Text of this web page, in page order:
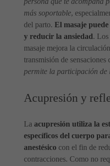
más soportable,
del parto. El masaje
y reducir la ansiedad. Los
masaje mejora la
transmisión de sensaciones
permite la participación de
Acupresión y
La acupresión utiliza la
específicos del cuerpo
anestésico con el fin de
contracciones. Como no